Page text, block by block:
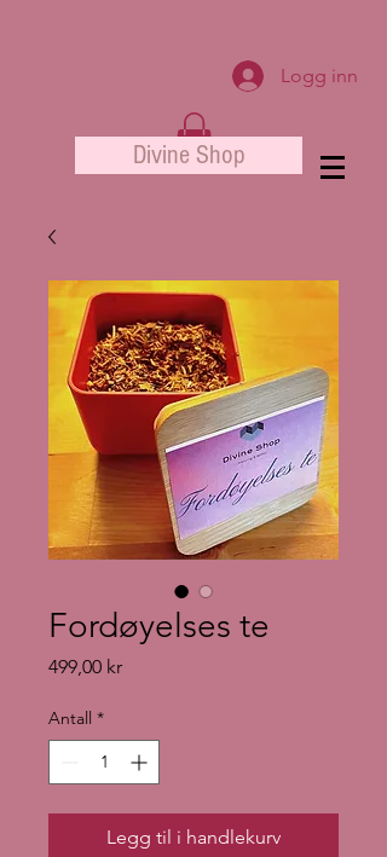
Logg inn
Divine Shop
Fordøyelses te
499,00 krPris
Antall *
Legg til i handlekurv